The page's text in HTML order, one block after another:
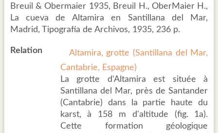
Breuil & Obermaier 1935, Breuil H., OberMaier H.,
La cueva de Altamira en Santillana del Mar,
Madrid, Tipografía de Archivos, 1935, 236 p.
Relation
Altamira, grotte (Santillana del Mar,
Cantabrie, Espagne)
La grotte d'Altamira est située à
Santillana del Mar, près de Santander
(Cantabrie) dans la partie haute du
karst, à 158 m d'altitude (fig. 1a).
Cette formation géologique